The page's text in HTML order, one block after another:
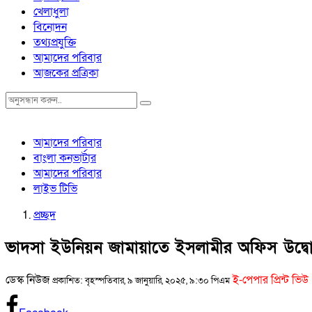
খেলাধুলা
বিনোদন
তথ্যপ্রযুক্তি
আমাদের পরিবার
আজকের প্রত্রিকা
আমাদের পরিবার
বাংলা কনভার্টার
আমাদের পরিবার
লাইভ টিভি
প্রচ্ছদ
ভাদসা ইউনিয়ন জামায়াতে ইসলামীর অফিস
ডেস্ক নিউজপ্রকাশিত: বৃহস্পতিবার, ৯ জানুয়ারি, ২০২৫, ৯:৩০ পিএম ই-পেপার প্রিন্ট ভিউ